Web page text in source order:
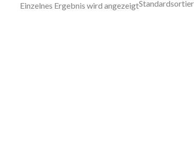
Einzelnes Ergebnis wird angezeigt